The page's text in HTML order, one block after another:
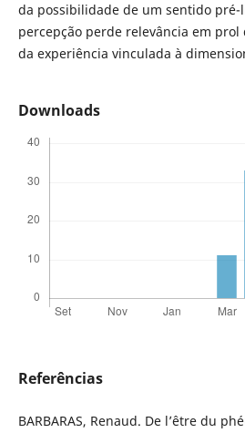
da possibilidade de um sentido
percepção perde relevância em prol
da experiência vinculada à
Downloads
Referências
BARBARAS, Renaud. De l’être du